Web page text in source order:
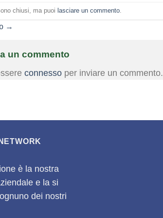
chiusi, ma puoi lasciare un commento
→
un commento
connesso per inviare un commento.
è la nostra
e la si
dei nostri